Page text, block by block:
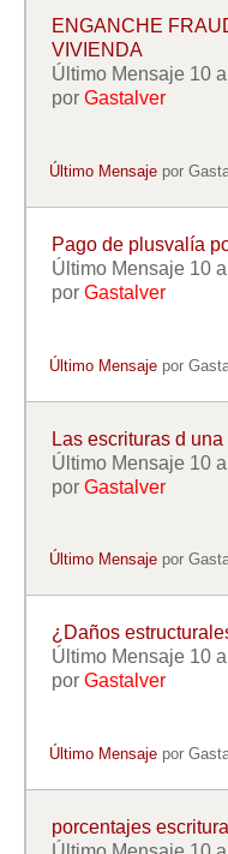
ENGANCHE
VIVIENDA
Último Mensaje 10
por Gastalver
Último Mensaje por
Pago de plusvalía
Último Mensaje 10
por Gastalver
Último Mensaje por
Las escrituras d
Último Mensaje 10
por Gastalver
Último Mensaje por
¿Daños
Último Mensaje 10
por Gastalver
Último Mensaje por
porcentajes